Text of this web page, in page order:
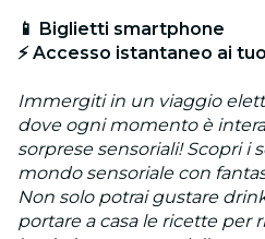
📱 Biglietti smartphone
⚡ Accesso istantaneo ai
Immergiti in un viaggio
dove ogni momento è
sorprese sensoriali! Scopri i
mondo sensoriale con
Non solo potrai gustare
portare a casa le ricette per